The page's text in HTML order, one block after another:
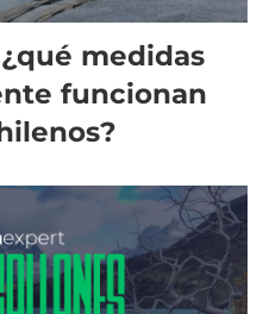
medidas
funcionan